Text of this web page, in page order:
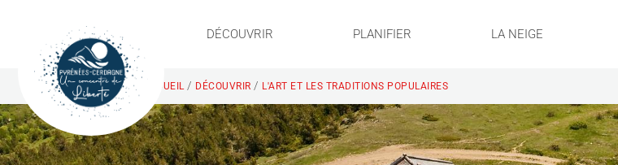
DÉCOUVRIR PLANIFIER LA NEIGE
ACCUEIL / DÉCOUVRIR / L'ART ET LES TRADITIONS POPULAIRES